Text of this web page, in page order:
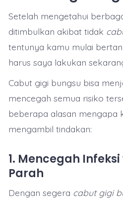
Setelah mengetahui
ditimbulkan akibat tidak
tentunya kamu mulai
harus saya lakukan
Cabut gigi bungsu bisa
mencegah semua risiko
beberapa alasan mengapa
mengambil tindakan:
1. Mencegah
Parah
Dengan segera cabut gigi